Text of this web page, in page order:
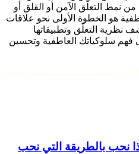
نمط التعلّق الآمن أو القلق أو
هو الخطوة الأولى نحو علاقات
التعلّق وتطبيقاتها
فهم سلوكياتك العاطفية وتحسين
نحب بالطريقة التي نحب